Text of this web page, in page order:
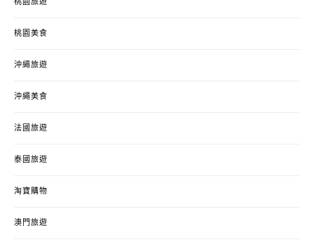
桃園旅遊
桃園美食
沖繩旅遊
沖繩美食
法國旅遊
泰國旅遊
淘寶購物
澳門旅遊